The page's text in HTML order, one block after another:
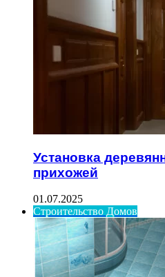
Установка
прихожей
01.07.2025
Строительство Домов